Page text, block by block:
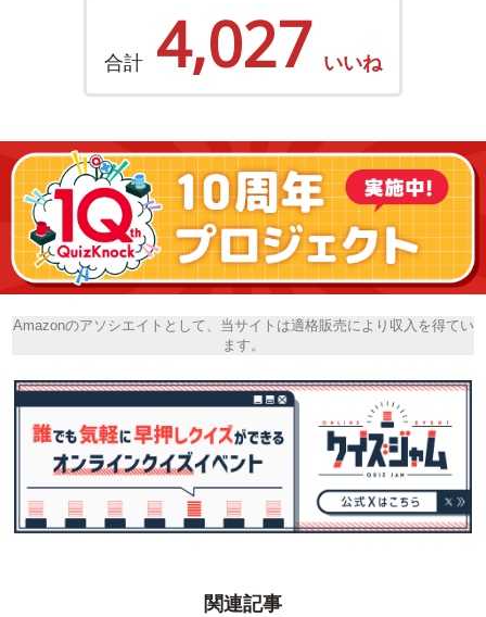
合計 4,027 いいね
Amazonのアソシエイトとして、当サイトは適格販売により収入を得てい
ます。
関連記事